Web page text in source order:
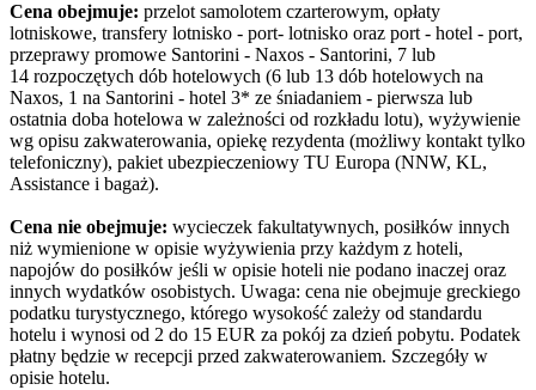
Cena obejmuje: przelot samolotem czarterowym, opłaty
lotniskowe, transfery lotnisko - port- lotnisko oraz port - hotel - port,
przeprawy promowe Santorini - Naxos - Santorini, 7 lub
14 rozpoczętych dób hotelowych (6 lub 13 dób hotelowych na
Naxos, 1 na Santorini - hotel 3* ze śniadaniem - pierwsza lub
ostatnia doba hotelowa w zależności od rozkładu lotu), wyżywienie
wg opisu zakwaterowania, opiekę rezydenta (możliwy kontakt tylko
telefoniczny), pakiet ubezpieczeniowy TU Europa (NNW, KL,
Assistance i bagaż).
Cena nie obejmuje: wycieczek fakultatywnych, posiłków innych
niż wymienione w opisie wyżywienia przy każdym z hoteli,
napojów do posiłków jeśli w opisie hoteli nie podano inaczej oraz
innych wydatków osobistych. Uwaga: cena nie obejmuje greckiego
podatku turystycznego, którego wysokość zależy od standardu
hotelu i wynosi od 2 do 15 EUR za pokój za dzień pobytu. Podatek
płatny będzie w recepcji przed zakwaterowaniem. Szczegóły w
opisie hotelu.